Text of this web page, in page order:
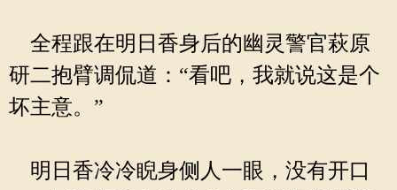
全程跟在明日香身后的幽灵警官萩原
研二抱臂调侃道：“看吧，我就说这是个
坏主意。”
明日香冷冷睨身侧人一眼，没有开口